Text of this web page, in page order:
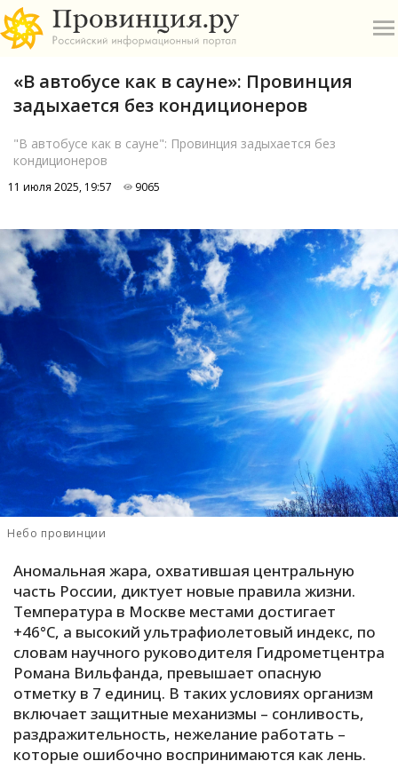
А
Б
Е
И
М
Н
С
У
Х
Ч
Я
«В автобусе как в сауне»: Провинция
задыхается без кондиционеров
"В автобусе как в сауне": Провинция задыхается без
кондиционеров
11 июля 2025, 19:57 9065
Небо провинции
Аномальная жара, охватившая центральную
часть России, диктует новые правила жизни.
Температура в Москве местами достигает
+46°С, а высокий ультрафиолетовый индекс, по
словам научного руководителя Гидрометцентра
Романа Вильфанда, превышает опасную
отметку в 7 единиц. В таких условиях организм
включает защитные механизмы – сонливость,
раздражительность, нежелание работать –
которые ошибочно воспринимаются как лень.